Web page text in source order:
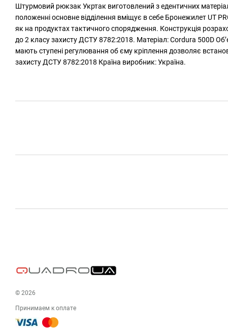
Штурмовий рюкзак Укртак виготовлений з едентичних
положенні основне відділення вміщує в себе Бронежилет UT
як на продуктах тактичного спорядження. Конструкція
до 2 класу захисту ДСТУ 8782:2018. Матеріал: Cordura 500D
мають ступені регулювання об єму кріплення дозволяє
захисту ДСТУ 8782:2018 Країна виробник: Україна.
© 2026
Принимаем к оплате